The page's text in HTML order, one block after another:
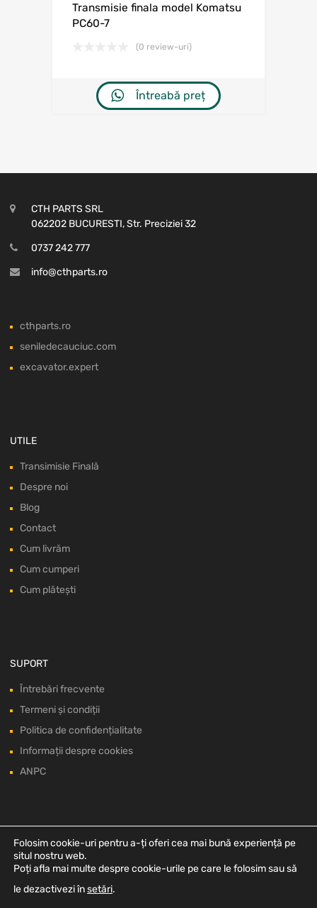
Transmisie finala model Komatsu
PC60-7
(0 review-uri)
Întreabă preț
CTH PARTS SRL
062202 BUCURESTI, Str. Preciziei 32
0737 242 777
info@cthparts.ro
cthparts.ro
seniledecauciuc.com
excavator.expert
UTILE
Transimisie Finală
Despre noi
Blog
Contact
Cum livrăm
Cum cumperi
Cum plătești
SUPORT
Întrebări frecvente
Termeni și condiții
Politica de confidențialitate
Informații despre cookies
ANPC
Folosim cookie-uri pentru a-ți oferi cea mai bună experiență pe
situl nostru web.
Poți afla mai multe despre cookie-urile pe care le folosim sau să
le dezactivezi însetări.